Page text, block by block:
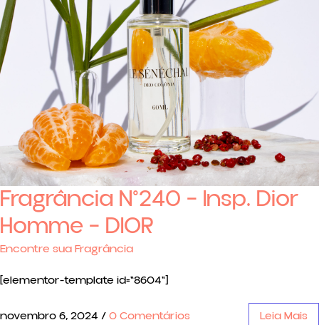
Fragrância N°240 – Insp. Dior
Homme – DIOR
Encontre sua Fragrância
[elementor-template id="8604"]
novembro 6, 2024 /0 Comentários Leia Mais